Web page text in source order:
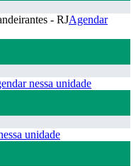
- RJAgendar
nessa unidade
unidade